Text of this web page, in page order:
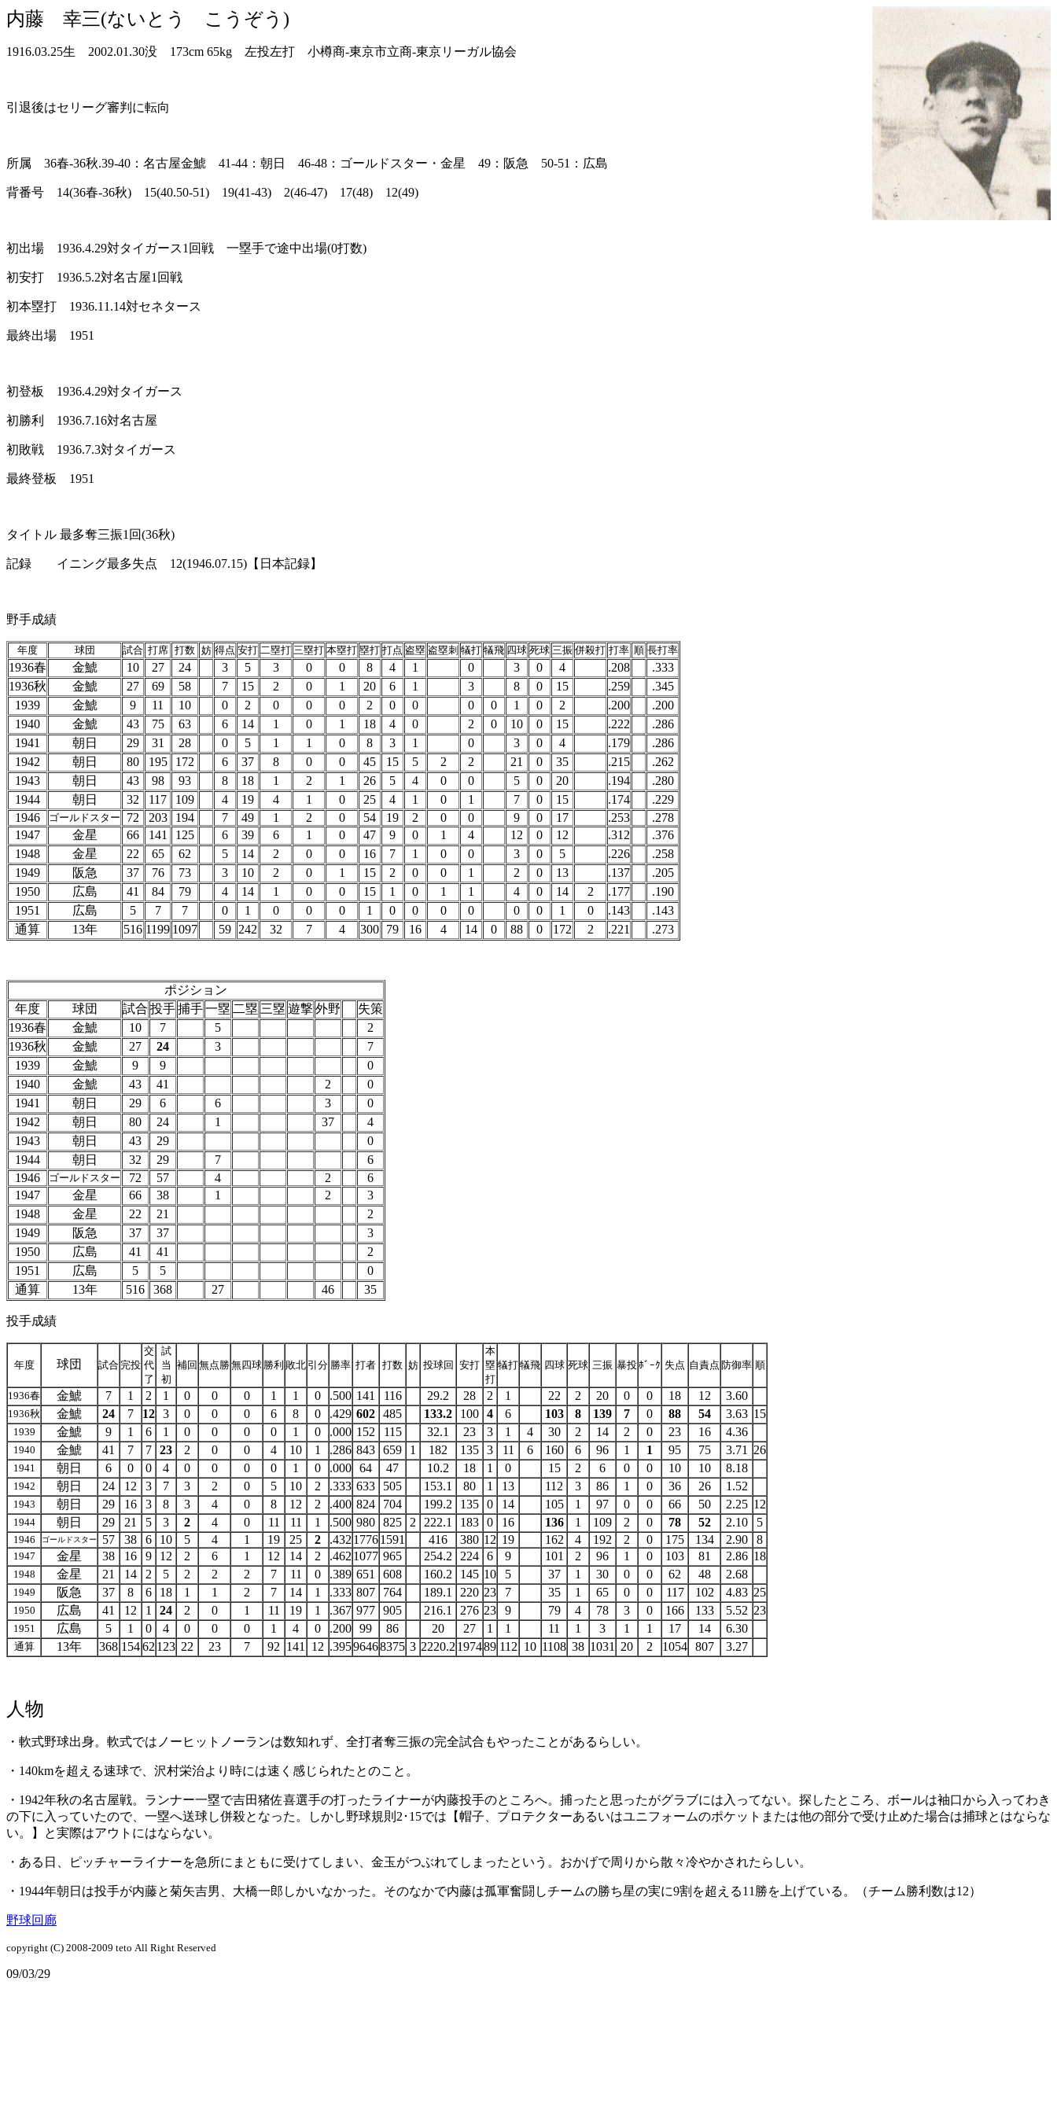
内藤 幸三(ないとう こうぞう)
1916.03.25生 2002.01.30没 173cm 65kg 左投左打 小樽商-東京市立商-東京リーガル協会
引退後はセリーグ審判に転向
所属 36春-36秋.39-40：名古屋金鯱 41-44：朝日 46-48：ゴールドスター・金星 49：阪急 50-51：広島
背番号 14(36春-36秋) 15(40.50-51) 19(41-43) 2(46-47) 17(48) 12(49)
初出場 1936.4.29対タイガース1回戦 一塁手で途中出場(0打数)
初安打 1936.5.2対名古屋1回戦
初本塁打 1936.11.14対セネタース
最終出場 1951
初登板 1936.4.29対タイガース
初勝利 1936.7.16対名古屋
初敗戦 1936.7.3対タイガース
最終登板 1951
タイトル 最多奪三振1回(36秋)
記録 イニング最多失点 12(1946.07.15)【日本記録】
野手成績
年度 球団 試合 打席 打数 妨 得点 安打 二塁打 三塁打 本塁打 塁打 打点 盗塁 盗塁刺 犠打 犠飛 四球 死球 三振 併殺打 打率 順 長打率
1936春 金鯱 10 27 24 3 5 3 0 0 8 4 1 0 3 0 4 .208
.333
1936秋
金鯱 27 69 58 7 15 2 0 1 20 6 1 3 8 0 15 .259
.345
1939
金鯱 9 11 10 0 2 0 0 0 2 0 0 0 0 1 0 2 .200
.200
1940
金鯱 43 75 63 6 14 1 0 1 18 4 0 2 0 10 0 15 .222
.286
1941
朝日 29 31 28 0 5 1 1 0 8 3 1 0 3 0 4 .179
.286
1942
朝日 80 195 172 6 37 8 0 0 45 15 5 2 2 21 0 35 .215
.262
1943
朝日 43 98 93 8 18 1 2 1 26 5 4 0 0 5 0 20 .194
.280
1944
朝日 32 117 109 4 19 4 1 0 25 4 1 0 1 7 0 15 .174
.229
1946
ゴールドスター 72 203 194 7 49 1 2 0 54 19 2 0 0 9 0 17 .253
.278
1947
金星 66 141 125 6 39 6 1 0 47 9 0 1 4 12 0 12 .312
.376
1948
金星 22 65 62 5 14 2 0 0 16 7 1 0 0 3 0 5 .226
.258
1949
阪急 37 76 73 3 10 2 0 1 15 2 0 0 1 2 0 13 .137
.205
1950
広島 41 84 79 4 14 1 0 0 15 1 0 1 1 4 0 14 2 .177
.190
1951
広島 5 7 7 0 1 0 0 0 1 0 0 0 0 0 0 1 0 .143
.143
通算
13年 516 1199 1097 59 242 32 7 4 300 79 16 4 14 0 88 0 172 2 .221 .273
ポジション
年度
球団 試合 投手捕手一塁 二塁 三塁 遊撃外野
失策
1936春
金鯱 10 7 5
2
1936秋
金鯱 27 24 3
7
1939
金鯱 9 9
0
1940
金鯱 43 41 2
0
1941
朝日 29 6 6 3
0
1942
朝日 80 24 1 37
4
1943
朝日 43 29
0
1944
朝日 32 29 7
6
1946
ゴールドスター 72 57 4 2
6
1947
金星 66 38 1 2
3
1948
金星 22 21
2
1949
阪急 37 37
3
1950
広島 41 41
2
1951
広島 5 5
0
通算
13年 516 368 27 46 35
投手成績
年度 球団 試合完投
交
代
了
試
当
初
補回 無点勝無四球 勝利 敗北 引分 勝率 打者 打数 妨 投球回 安打
本
塁
打
犠打犠飛 四球 死球 三振 暴投ﾎﾞｰｸ 失点 自責点 防御率 順
1936春 金鯱 7 1 2 1 0 0 0 1 1 0 .500 141 116 29.2 28 2 1 22 2 20 0 0 18 12 3.60
1936秋 金鯱 24 7 12 3 0 0 0 6 8 0 .429 602 485 133.2 100 4 6 103 8 139 7 0 88 54 3.63 15
1939 金鯱 9 1 6 1 0 0 0 0 1 0 .000 152 115 32.1 23 3 1 4 30 2 14 2 0 23 16 4.36
1940 金鯱 41 7 7 23 2 0 0 4 10 1 .286 843 659 1 182 135 3 11 6 160 6 96 1 1 95 75 3.71 26
1941 朝日 6 0 0 4 0 0 0 0 1 0 .000 64 47 10.2 18 1 0 15 2 6 0 0 10 10 8.18
1942 朝日 24 12 3 7 3 2 0 5 10 2 .333 633 505 153.1 80 1 13 112 3 86 1 0 36 26 1.52
1943 朝日 29 16 3 8 3 4 0 8 12 2 .400 824 704 199.2 135 0 14 105 1 97 0 0 66 50 2.25 12
1944 朝日 29 21 5 3 2 4 0 11 11 1 .500 980 825 2 222.1 183 0 16 136 1 109 2 0 78 52 2.10 5
1946 ゴールドスター 57 38 6 10 5 4 1 19 25 2 .432 17761591 416 380 12 19 162 4 192 2 0 175 134 2.90 8
1947 金星 38 16 9 12 2 6 1 12 14 2 .462 1077 965 254.2 224 6 9 101 2 96 1 0 103 81 2.86 18
1948 金星 21 14 2 5 2 2 2 7 11 0 .389 651 608 160.2 145 10 5 37 1 30 0 0 62 48 2.68
1949 阪急 37 8 6 18 1 1 2 7 14 1 .333 807 764 189.1 220 23 7 35 1 65 0 0 117 102 4.83 25
1950 広島 41 12 1 24 2 0 1 11 19 1 .367 977 905 216.1 276 23 9 79 4 78 3 0 166 133 5.52 23
1951 広島 5 1 0 4 0 0 0 1 4 0 .200 99 86 20 27 1 1 11 1 3 1 1 17 14 6.30
通算 13年 368 15462 123 22 23 7 92 141 12 .39596468375 3 2220.2 197489 112 10 1108 38 1031 20 2 1054 807 3.27
人物
・軟式野球出身。軟式ではノーヒットノーランは数知れず、全打者奪三振の完全試合もやったことがあるらしい。
・140kmを超える速球で、沢村栄治より時には速く感じられたとのこと。
・1942年秋の名古屋戦。ランナー一塁で吉田猪佐喜選手の打ったライナーが内藤投手のところへ。捕ったと思ったがグラブには入ってない。探したところ、ボールは袖口から入ってわき
の下に入っていたので、一塁へ送球し併殺となった。しかし野球規則2･15では【帽子、プロテクターあるいはユニフォームのポケットまたは他の部分で受け止めた場合は捕球とはならな
い。】と実際はアウトにはならない。
・ある日、ピッチャーライナーを急所にまともに受けてしまい、金玉がつぶれてしまったという。おかげで周りから散々冷やかされたらしい。
・1944年朝日は投手が内藤と菊矢吉男、大橋一郎しかいなかった。そのなかで内藤は孤軍奮闘しチームの勝ち星の実に9割を超える11勝を上げている。（チーム勝利数は12）
野球回廊
copyright (C) 2008-2009 teto All Right Reserved
09/03/29